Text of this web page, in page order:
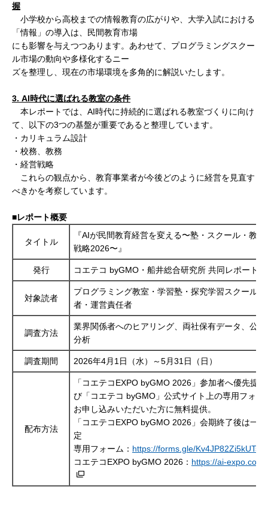
握
小学校から高校までの情報教育の広がりや、大学入試における
「情報」の導入は、民間教育市場
にも影響を与えつつあります。あわせて、プログラミングスクー
ル市場の動向や多様化するニー
ズを整理し、現在の市場環境を多角的に解説いたします。
3. AI時代に選ばれる教室の条件
本レポートでは、AI時代に持続的に選ばれる教室づくりに向け
て、以下の3つの基盤が重要であると整理しています。
・カリキュラム設計
・校務、教務
・経営戦略
これらの観点から、教育事業者が今後どのように経営を見直す
べきかを考察しています。
■レポート概要
タイトル
『AIが民間教育経営を変える〜塾・スクール・教
戦略2026〜』
発行 コエテコ byGMO・船井総合研究所 共同レポート
対象読者
プログラミング教室・学習塾・探究学習スクールの
者・運営責任者
調査方法
業界関係者へのヒアリング、両社保有データ、公
分析
調査期間 2026年4月1日（水）～5月31日（日）
配布方法
「コエテコEXPO byGMO 2026」参加者へ優先提
び「コエテコ byGMO」公式サイト上の専用フォー
お申し込みいただいた方に無料提供。
「コエテコEXPO byGMO 2026」会期終了後は一
定
専用フォーム： https://forms.gle/
コエテコEXPO byGMO 2026： https://ai-